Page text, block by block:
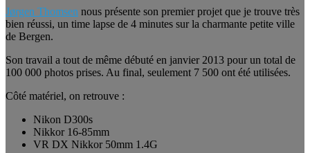
Jørgen Thomsen nous présente son premier projet que je trouve très
bien réussi, un time lapse de 4 minutes sur la charmante petite ville
de Bergen.
Son travail a tout de même débuté en janvier 2013 pour un total de
100 000 photos prises. Au final, seulement 7 500 ont été utilisées.
Côté matériel, on retrouve :
Nikon D300s
Nikkor 16-85mm
VR DX Nikkor 50mm 1.4G